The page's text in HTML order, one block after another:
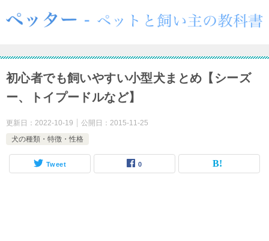
初心者でも飼いやすい小型犬まとめ【シーズ
ー、トイプードルなど】
更新日： 2022-10-19 公開日： 2015-11-25
犬の種類・特徴・性格
Tweet 0